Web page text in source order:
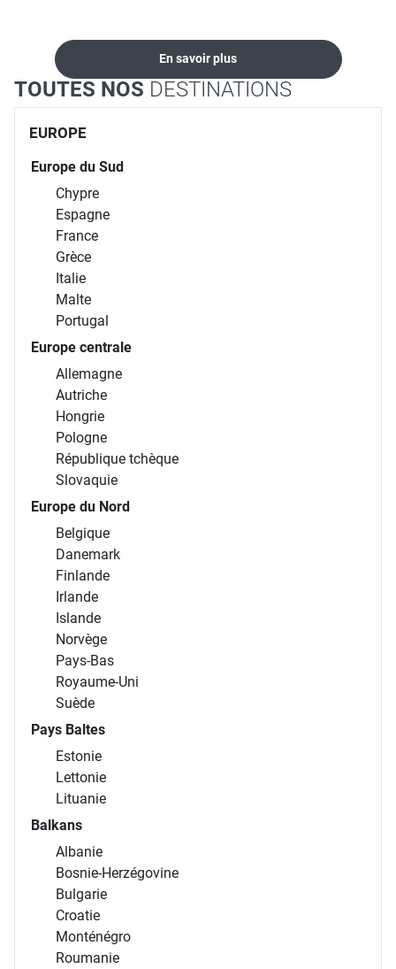
En savoir plus
TOUTES NOS DESTINATIONS
EUROPE
Europe du Sud
Chypre
Espagne
France
Grèce
Italie
Malte
Portugal
Europe centrale
Allemagne
Autriche
Hongrie
Pologne
République tchèque
Slovaquie
Europe du Nord
Belgique
Danemark
Finlande
Irlande
Islande
Norvège
Pays-Bas
Royaume-Uni
Suède
Pays Baltes
Estonie
Lettonie
Lituanie
Balkans
Albanie
Bosnie-Herzégovine
Bulgarie
Croatie
Monténégro
Roumanie